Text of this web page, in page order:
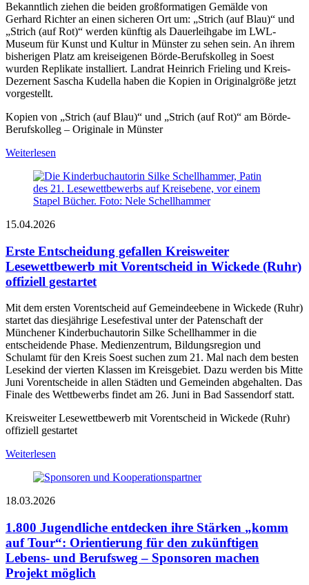
Bekanntlich ziehen die beiden großformatigen Gemälde von
Gerhard Richter an einen sicheren Ort um: „Strich (auf Blau)“ und
„Strich (auf Rot)“ werden künftig als Dauerleihgabe im LWL-
Museum für Kunst und Kultur in Münster zu sehen sein. An ihrem
bisherigen Platz am kreiseigenen Börde-Berufskolleg in Soest
wurden Replikate installiert. Landrat Heinrich Frieling und Kreis-
Dezernent Sascha Kudella haben die Kopien in Originalgröße jetzt
vorgestellt.
Kopien von „Strich (auf Blau)“ und „Strich (auf Rot)“ am Börde-
Berufskolleg – Originale in Münster
Weiterlesen
15.04.2026
Erste Entscheidung gefallen Kreisweiter
Lesewettbewerb mit Vorentscheid in Wickede (Ruhr)
offiziell gestartet
Mit dem ersten Vorentscheid auf Gemeindeebene in Wickede (Ruhr)
startet das diesjährige Lesefestival unter der Patenschaft der
Münchener Kinderbuchautorin Silke Schellhammer in die
entscheidende Phase. Medienzentrum, Bildungsregion und
Schulamt für den Kreis Soest suchen zum 21. Mal nach dem besten
Lesekind der vierten Klassen im Kreisgebiet. Dazu werden bis Mitte
Juni Vorentscheide in allen Städten und Gemeinden abgehalten. Das
Finale des Wettbewerbs findet am 26. Juni in Bad Sassendorf statt.
Kreisweiter Lesewettbewerb mit Vorentscheid in Wickede (Ruhr)
offiziell gestartet
Weiterlesen
18.03.2026
1.800 Jugendliche entdecken ihre Stärken „komm
auf Tour“: Orientierung für den zukünftigen
Lebens- und Berufsweg – Sponsoren machen
Projekt möglich